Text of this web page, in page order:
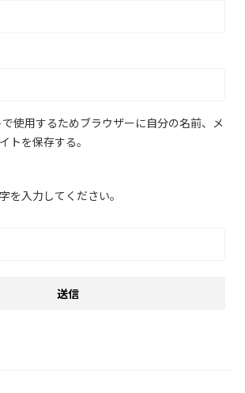
使用するためブラウザーに自分の名前、メ
トを保存する。
を入力してください。